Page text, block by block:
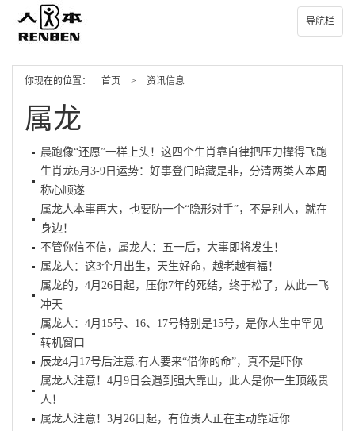
导航栏
你现在的位置： 首页 > 资讯信息
属龙
晨跑像“还愿”一样上头！这四个生肖靠自律把压力撵得飞跑
生肖龙6月3-9日运势：好事登门暗藏是非，分清两类人本周
称心顺遂
属龙人本事再大，也要防一个“隐形对手”，不是别人，就在
身边！
不管你信不信，属龙人：五一后，大事即将发生！
属龙人：这3个月出生，天生好命，越老越有福！
属龙的，4月26日起，压你7年的死结，终于松了，从此一飞
冲天
属龙人：4月15号、16、17号特别是15号，是你人生中罕见
转机窗口
辰龙4月17号后注意:有人要来“借你的命”，真不是吓你
属龙人注意！4月9日会遇到强大靠山，此人是你一生顶级贵
人！
属龙人注意！3月26日起，有位贵人正在主动靠近你